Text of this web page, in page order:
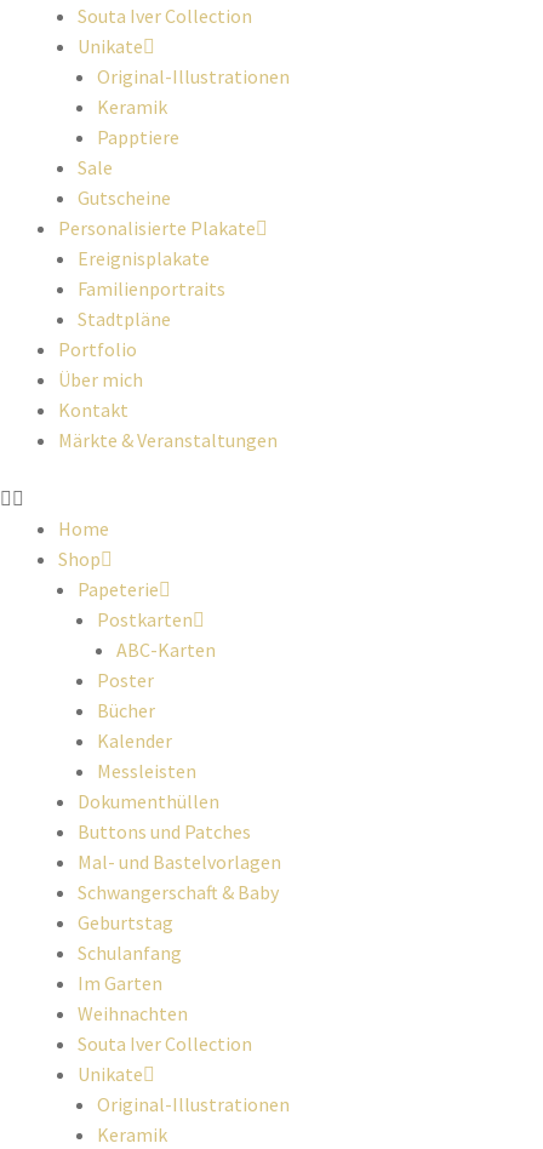
Souta Iver Collection
Unikate
Original-Illustrationen
Keramik
Papptiere
Sale
Gutscheine
Personalisierte Plakate
Ereignisplakate
Familienportraits
Stadtpläne
Portfolio
Über mich
Kontakt
Märkte & Veranstaltungen
Home
Shop
Papeterie
Postkarten
ABC-Karten
Poster
Bücher
Kalender
Messleisten
Dokumenthüllen
Buttons und Patches
Mal- und Bastelvorlagen
Schwangerschaft & Baby
Geburtstag
Schulanfang
Im Garten
Weihnachten
Souta Iver Collection
Unikate
Original-Illustrationen
Keramik